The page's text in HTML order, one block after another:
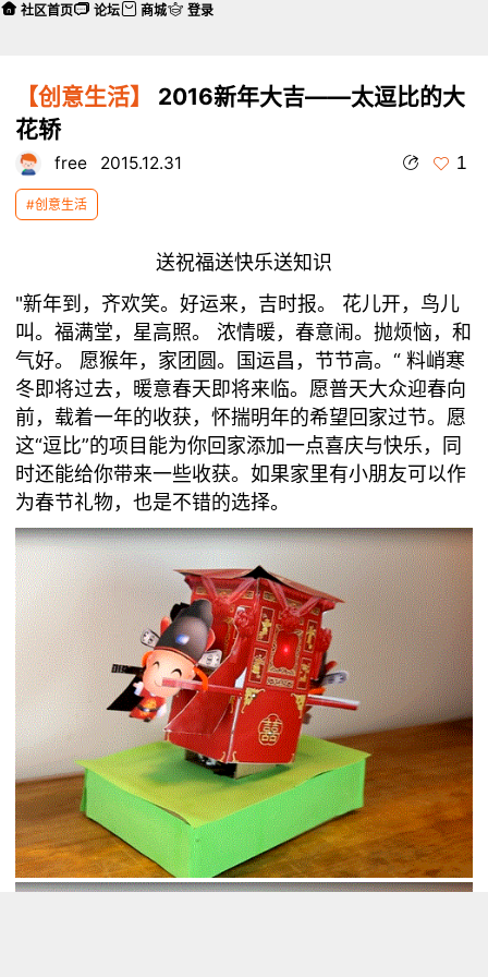
【创意生活】
2016新年大吉——太逗比的大
花轿
free 2015.12.31 1
#创意生活
送祝福送快乐送知识
"新年到，齐欢笑。好运来，吉时报。 花儿开，鸟儿
叫。福满堂，星高照。 浓情暖，春意闹。抛烦恼，和
气好。 愿猴年，家团圆。国运昌，节节高。“料峭寒
冬即将过去，暖意春天即将来临。愿普天大众迎春向
前，载着一年的收获，怀揣明年的希望回家过节。愿
这“逗比”的项目能为你回家添加一点喜庆与快乐，同
时还能给你带来一些收获。如果家里有小朋友可以作
为春节礼物，也是不错的选择。
社区首页 论坛 商城 登录